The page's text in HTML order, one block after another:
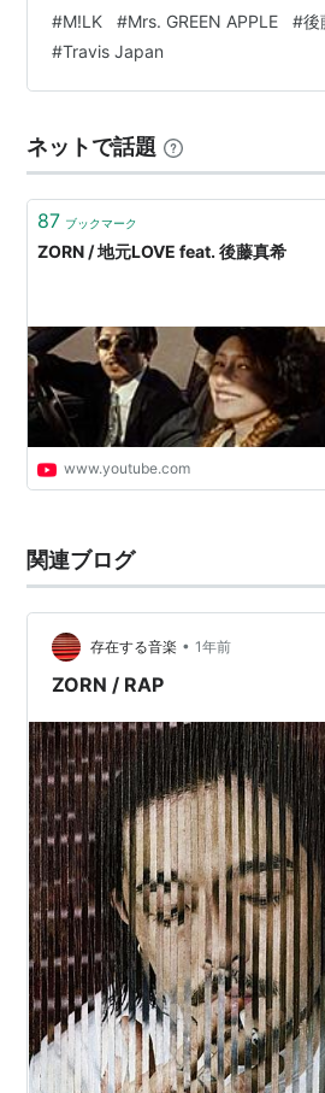
果です。まずは11位以下を発表し
Result 今週は23曲がポイントを獲
15日に放送された「世界の果てま
29節…
#M!LK #Mrs. GREEN APPLE #後
#Travis Japan
ネットで話題
87 ブックマーク
ZORN / 地元LOVE feat. 後藤真希
www.youtube.com
関連ブログ
存在する音楽 • 1年前
ZORN / RAP